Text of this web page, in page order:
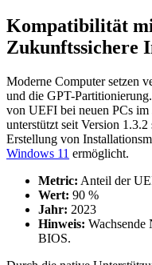
Kompatibilität
Zukunftssichere
Moderne Computer setzen
und die GPT-
von UEFI bei neuen PCs im
unterstützt seit Version
Erstellung von
Windows 11 ermöglicht.
Metric: Anteil der
Wert: 90 %
Jahr: 2023
Hinweis: Wachsende
BIOS.